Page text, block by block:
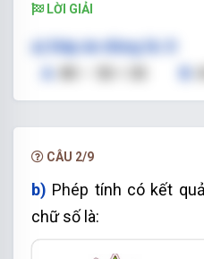
LỜI GIẢI
a)Đáp án đúng là: D
B
24 = 52 D.65 – 23 = 42
Vậy:Phép tính có kết
CÂU 2/9
b) Phép tính có kết
chữ số là: